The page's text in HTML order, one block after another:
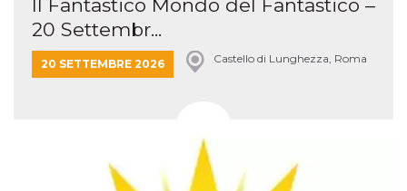
Il Fantastico Mondo del Fantastico –
20 Settembr...
20 SETTEMBRE 2026 Castello di Lunghezza, Roma